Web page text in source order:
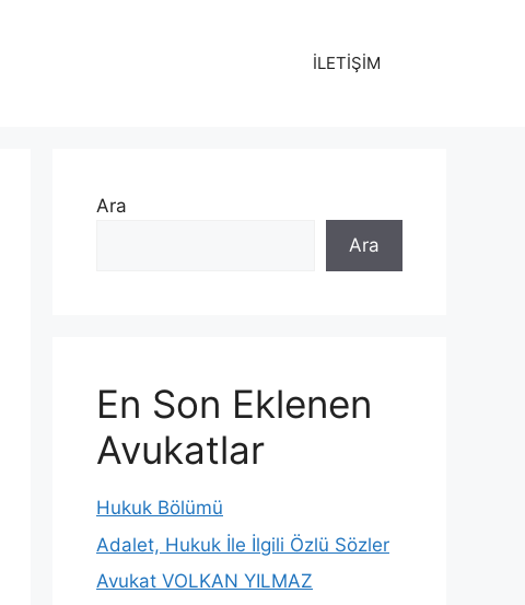
İLETİŞİM
Ara
Ara
En Son Eklenen
Avukatlar
Hukuk Bölümü
Adalet, Hukuk İle İlgili Özlü Sözler
Avukat VOLKAN YILMAZ